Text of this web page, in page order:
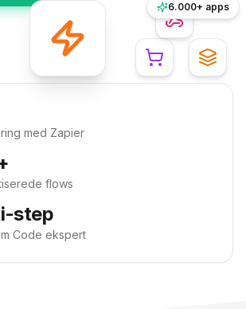
6.000+ apps
med Zapier
flows
step
Code ekspert